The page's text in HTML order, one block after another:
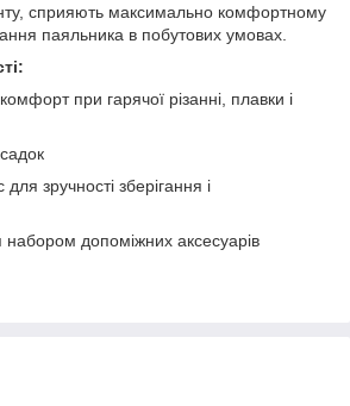
сприяють максимально комфортному
паяльника в побутових умовах.
при гарячої різанні, плавки і
зручності зберігання і
набором допоміжних аксесуарів